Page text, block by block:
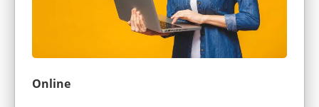
Online